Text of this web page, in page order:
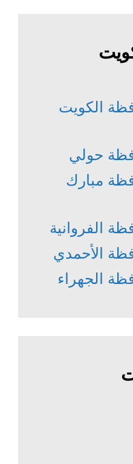
الكويت
حولي
مبارك
الفروانية
الأحمدي
الجهراء